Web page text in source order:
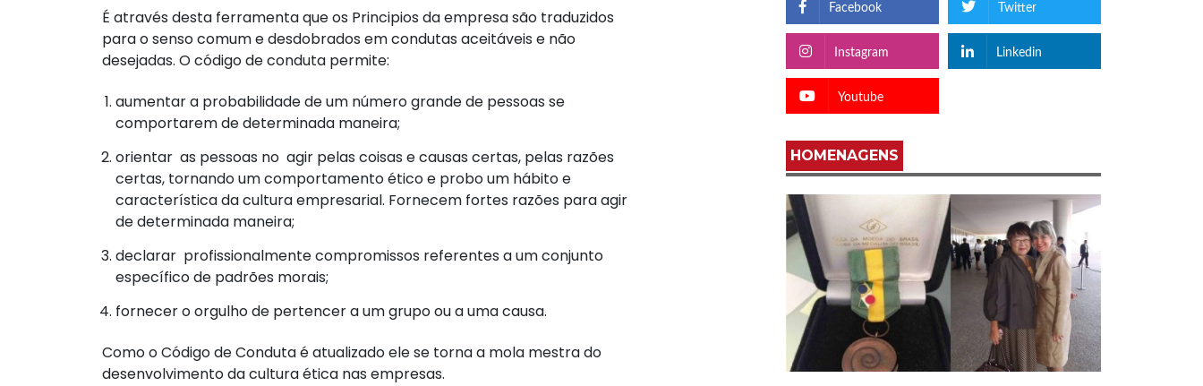
É através desta ferramenta que os Principios da empresa são traduzidos
para o senso comum e desdobrados em condutas aceitáveis e não
desejadas. O código de conduta permite:
aumentar a probabilidade de um número grande de pessoas se
comportarem de determinada maneira;
orientar as pessoas no agir pelas coisas e causas certas, pelas razões
certas, tornando um comportamento ético e probo um hábito e
característica da cultura empresarial. Fornecem fortes razões para agir
de determinada maneira;
declarar profissionalmente compromissos referentes a um conjunto
específico de padrões morais;
fornecer o orgulho de pertencer a um grupo ou a uma causa.
Como o Código de Conduta é atualizado ele se torna a mola mestra do
desenvolvimento da cultura ética nas empresas.
Facebook Twitter
Instagram Linkedin
Youtube
HOMENAGENS